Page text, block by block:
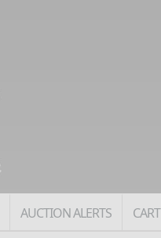
AUCTION ALERTS CART